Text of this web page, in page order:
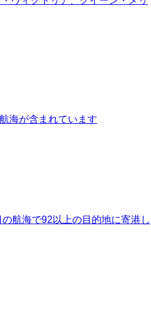
海が含まれています
航海で92以上の目的地に寄港し